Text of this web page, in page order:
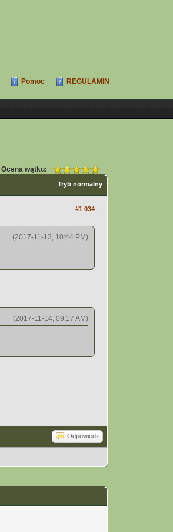
Pomoc REGULAMIN
Ocena wątku:
Tryb normalny
#1 034
(2017-11-13, 10:44 PM)
(2017-11-14, 09:17 AM)
Odpowiedz